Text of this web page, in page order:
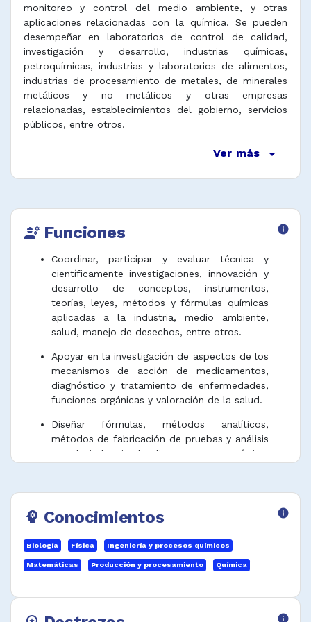
monitoreo y control del medio ambiente, y otras
aplicaciones relacionadas con la química. Se pueden
desempeñar en laboratorios de control de calidad,
investigación y desarrollo, industrias químicas,
petroquímicas, industrias y laboratorios de alimentos,
industrias de procesamiento de metales, de minerales
metálicos y no metálicos y otras empresas
relacionadas, establecimientos del gobierno, servicios
públicos, entre otros.
Ver más arrow_drop_down
engineering Funciones info
Coordinar, participar y evaluar técnica y
científicamente investigaciones, innovación y
desarrollo de conceptos, instrumentos,
teorías, leyes, métodos y fórmulas químicas
aplicadas a la industria, medio ambiente,
salud, manejo de desechos, entre otros.
Apoyar en la investigación de aspectos de los
mecanismos de acción de medicamentos,
diagnóstico y tratamiento de enfermedades,
funciones orgánicas y valoración de la salud.
Diseñar fórmulas, métodos analíticos,
métodos de fabricación de pruebas y análisis
para la industria de alimentos, petroquímica,
pruebas, ensayos, caracterizaciones y análisis
materiales, productos naturales y sintéticos,
utilizando diferentes técnicas como la
psychology Conocimientos info
Biología Física Ingeniería y procesos químicos
Matemáticas Producción y procesamiento Química
info